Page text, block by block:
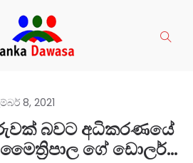
8, 2021
බවට අධිකරණයේ
ගේ ඩොලර්